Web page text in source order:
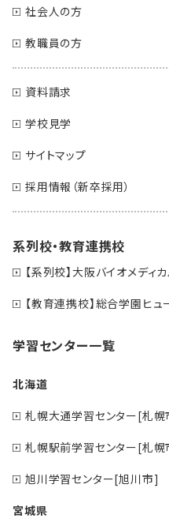
社会人の方
教職員の方
資料請求
学校見学
サイトマップ
採用情報（新卒採用）
系列校・教育連携校
【系列校】大阪バイオメディ
【教育連携校】総合学園ヒュ
学習センター一覧
北海道
札幌大通学習センター[札幌
札幌駅前学習センター[札幌
旭川学習センター[旭川市]
宮城県